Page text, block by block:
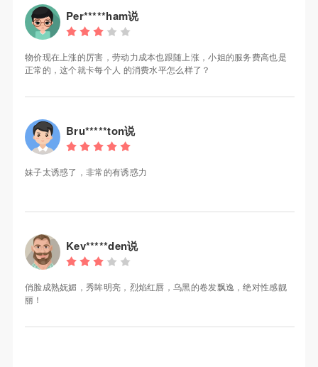
Per*****ham说
物价现在上涨的厉害，劳动力成本也跟随上涨，小姐的服务费高也是
正常的，这个就卡每个人 的消费水平怎么样了？
Bru*****ton说
妹子太诱惑了，非常的有诱惑力
Kev*****den说
俏脸成熟妩媚，秀眸明亮，烈焰红唇，乌黑的卷发飘逸，绝对性感靓
丽！